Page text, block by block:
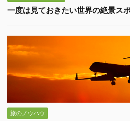
一度は見ておきたい世界の絶景ス
旅のノウハウ